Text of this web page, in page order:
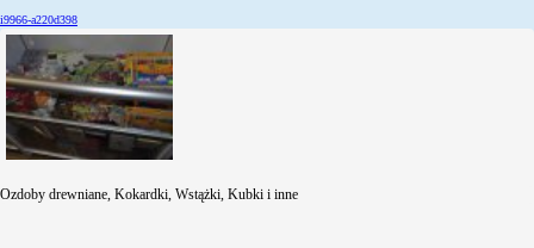
i9966-a220d398
Ozdoby drewniane, Kokardki, Wstążki, Kubki i inne